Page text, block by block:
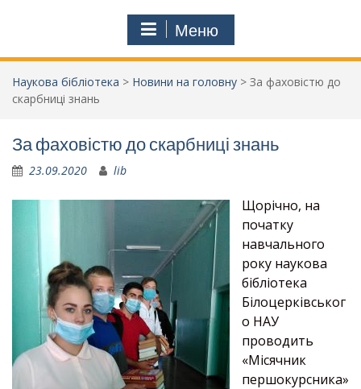
Меню
Наукова бібліотека > Новини на головну > За фаховістю до
скарбниці знань
За фаховістю до скарбниці знань
23.09.2020 lib
Щорічно, на
початку
навчального
року наукова
бібліотека
Білоцерківськог
о НАУ
проводить
«Місячник
першокурсника»